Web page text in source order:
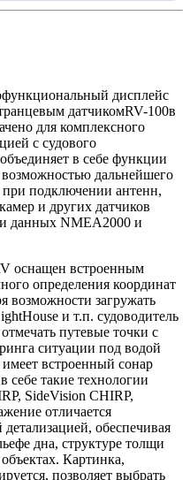
дисплейс
датчикомRV-100в
для комплексного
с судового
в себе функции
возможностью дальнейшего
подключении антенн,
и других датчиков
данных NMEA2000 и
оснащен встроенным
определения координат
возможности загружать
и т.п. судоводитель
путевые точки с
ситуации под водой
встроенный сонар
себе такие технологии
SideVision CHIRP,
отличается
обеспечивая
дна, структуре толщи
Картинка,
позволяет выбрать